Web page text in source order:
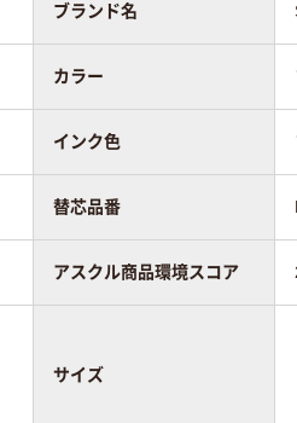
ブランド名
カラー
インク色
替芯品番
アスクル商品環境スコア
サイズ